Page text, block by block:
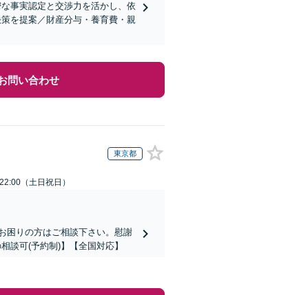
事実認定と交渉力を活かし、依
を提案／財産分与・養育費・親
問い合わせ
東京都
（土日祝日）
困りの方はご相談下さい。慰謝
談可(予約制)】【全国対応】